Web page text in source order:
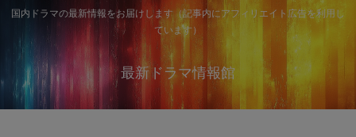
国内ドラマの最新情報をお届けします（記事内にアフィリエイト広告を利用し
ています）
最新ドラマ情報館